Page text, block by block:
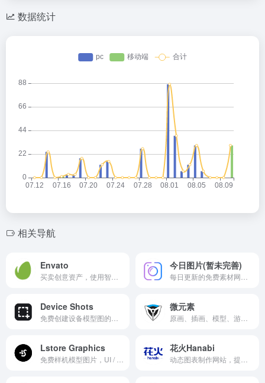
数据统计
相关导航
Envato 今日图片(暂未完善)
Device Shots 微元素
Lstore Graphics 花火Hanabi